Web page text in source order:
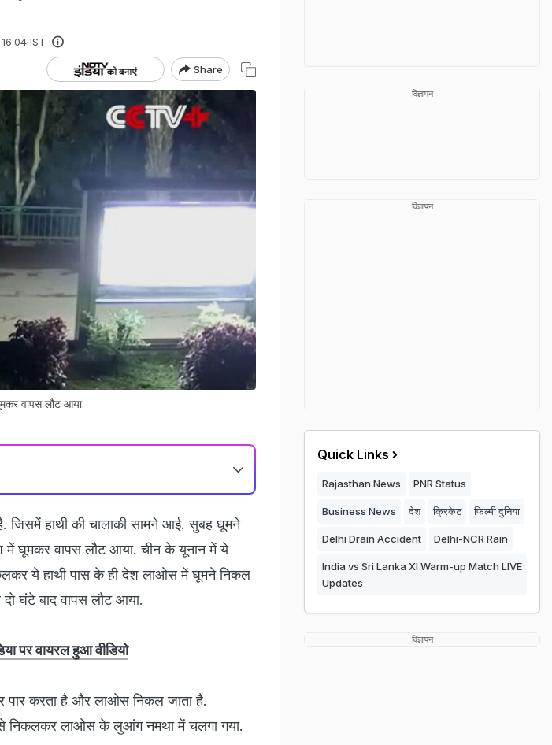
IST
Share
वापस लौट आया.
जिसमें हाथी की चालाकी सामने आई. सुबह घूमने
में घूमकर वापस लौट आया. चीन के यूनान में ये
ये हाथी पास के ही देश लाओस में घूमने निकल
घंटे बाद वापस लौट आया.
पर वायरल हुआ वीडियो
पार करता है और लाओस निकल जाता है.
से निकलकर लाओस के लुआंग नमथा में चलगा गया.
विज्ञापन
विज्ञापन
Quick Links
Rajasthan News PNR Status
Business News देश क्रिकेट फिल्मी दुनिया
Delhi Drain Accident Delhi-NCR Rain
India vs Sri Lanka XI Warm-up Match LIVE
Updates
विज्ञापन